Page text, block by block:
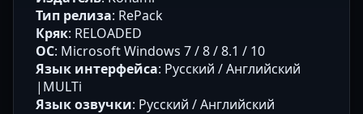
Тип релиза: RePack
Кряк: RELOADED
ОС: Microsoft Windows 7 / 8 / 8.1 / 10
Язык интерфейса: Русский / Английский
|MULTi
Язык озвучки: Русский / Английский